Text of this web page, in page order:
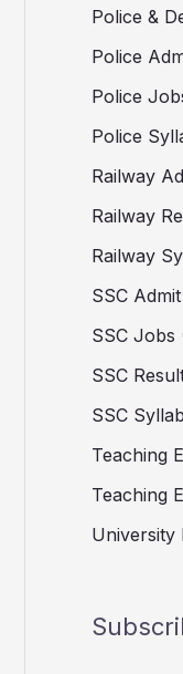
Police &
Police
Police
Police
Railway
Railway
Railway
SSC
SSC Jobs
SSC
SSC
Teaching
Teaching
University